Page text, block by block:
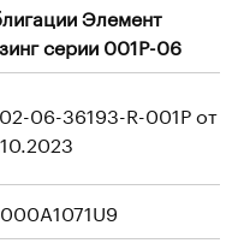
Элемент
серии 001P-06
06-36193-R-001P от